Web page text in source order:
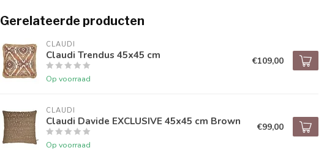
Gerelateerde producten
CLAUDI
Claudi Trendus 45x45 cm
Op voorraad
€109,00
CLAUDI
Claudi Davide EXCLUSIVE 45x45 cm Brown
Op voorraad
€99,00